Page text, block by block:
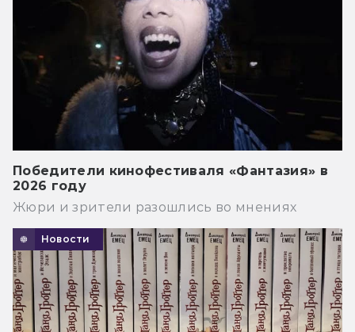
Победители кинофестиваля «Фантазия» в
2026 году
Жюри и зрители разошлись во мнениях
Новости